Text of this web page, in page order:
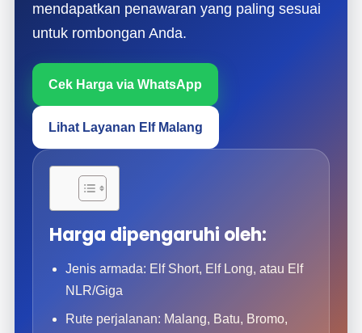
mendapatkan penawaran yang paling sesuai
untuk rombongan Anda.
Cek Harga via WhatsApp
Lihat Layanan Elf Malang
Harga dipengaruhi oleh:
Jenis armada: Elf Short, Elf Long, atau Elf
NLR/Giga
Rute perjalanan: Malang, Batu, Bromo,